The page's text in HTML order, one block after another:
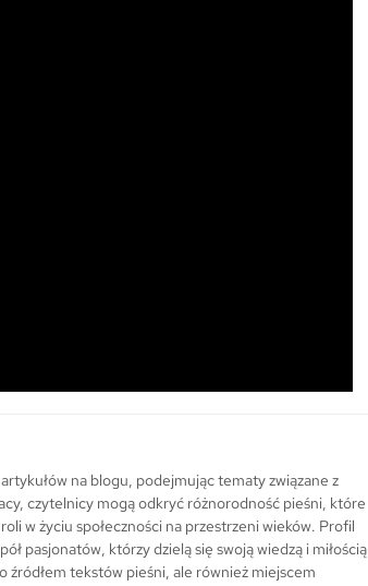
na blogu, podejmując tematy związane z
czytelnicy mogą odkryć różnorodność pieśni, które
w życiu społeczności na przestrzeni wieków. Profil
pasjonatów, którzy dzielą się swoją wiedzą i miłością
źródłem tekstów pieśni, ale również miejscem